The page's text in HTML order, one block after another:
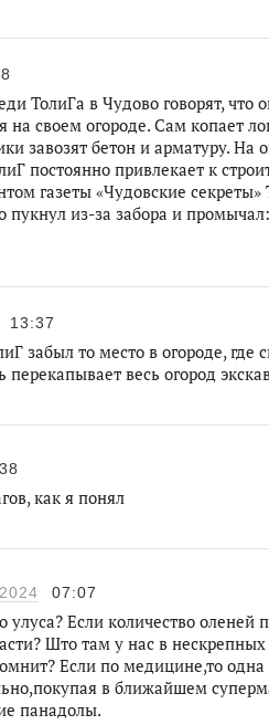
ТолиГа в Чудово говорят, что
своем огороде. Сам копает
завозят бетон и арматуру. На
постоянно привлекает к
газеты «Чудовские секреты»
пукнул из-за забора и
13:37
забыл то место в огороде, где
весь огород
как я понял
07:07
улуса? Если количество оленей
Што там у нас в
Если по медицине,то одна
в ближайшем
панадолы.